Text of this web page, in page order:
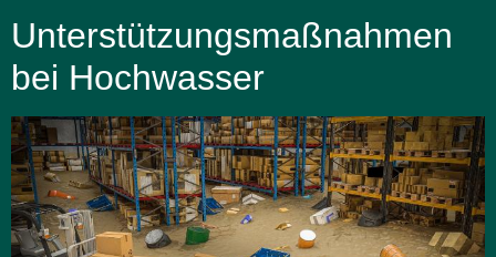
Unterstützungsmaßnahmen
bei Hochwasser